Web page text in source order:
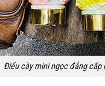
Điếu cày mini ngọc đẳng cấp